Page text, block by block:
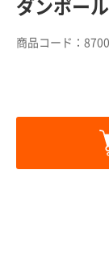
ダンポー
商品コード：